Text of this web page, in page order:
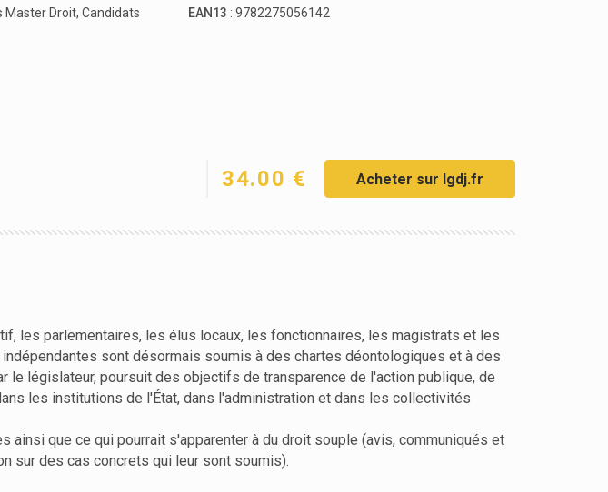
Master Droit, Candidats
EAN13 : 9782275056142
34.00 € Acheter sur lgdj.fr
les parlementaires, les élus locaux, les fonctionnaires, les magistrats et les
sont désormais soumis à des chartes déontologiques et à des
législateur, poursuit des objectifs de transparence de l'action publique, de
les institutions de l'État, dans l'administration et dans les collectivités
que ce qui pourrait s'apparenter à du droit souple (avis, communiqués et
sur des cas concrets qui leur sont soumis).